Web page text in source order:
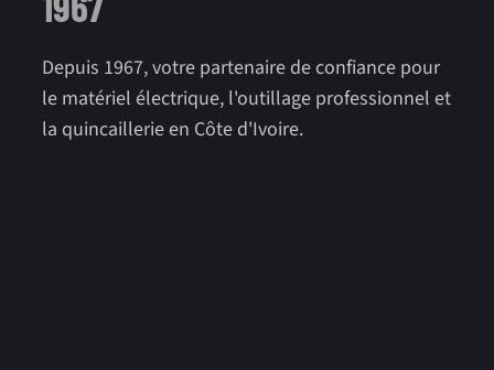
Depuis 1967, votre partenaire de confiance pour
le matériel électrique, l'outillage professionnel et
la quincaillerie en Côte d'Ivoire.